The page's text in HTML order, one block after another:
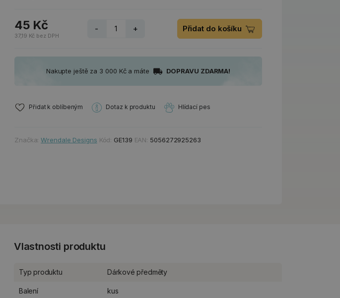
45 Kč
37,19 Kč bez DPH
- + Přidat do košíku
Nakupte ještě za 3 000 Kč a máte DOPRAVU ZDARMA!
Přidat k oblíbeným Dotaz k produktu Hlídací pes
Značka:Wrendale Designs Kód: GE139 EAN: 5056272925263
Vlastnosti produktu
Typ produktu Dárkové předměty
Balení kus